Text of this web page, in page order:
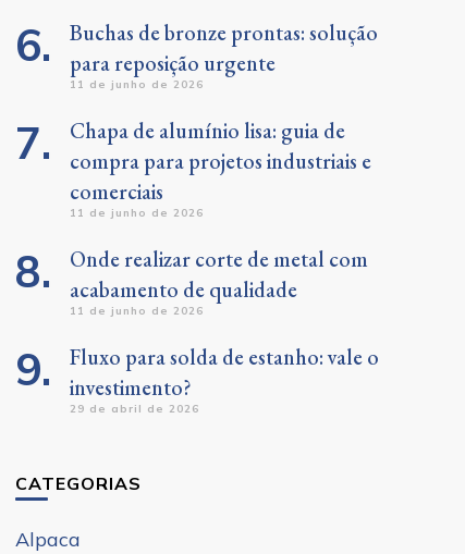
Buchas de bronze prontas: solução
para reposição urgente
11 de junho de 2026
Chapa de alumínio lisa: guia de
compra para projetos industriais e
comerciais
11 de junho de 2026
Onde realizar corte de metal com
acabamento de qualidade
11 de junho de 2026
Fluxo para solda de estanho: vale o
investimento?
29 de abril de 2026
CATEGORIAS
Alpaca